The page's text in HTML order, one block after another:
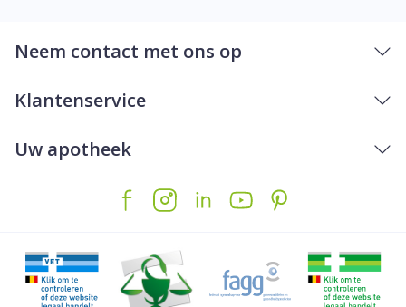
Neem contact met ons op
Klantenservice
Uw apotheek